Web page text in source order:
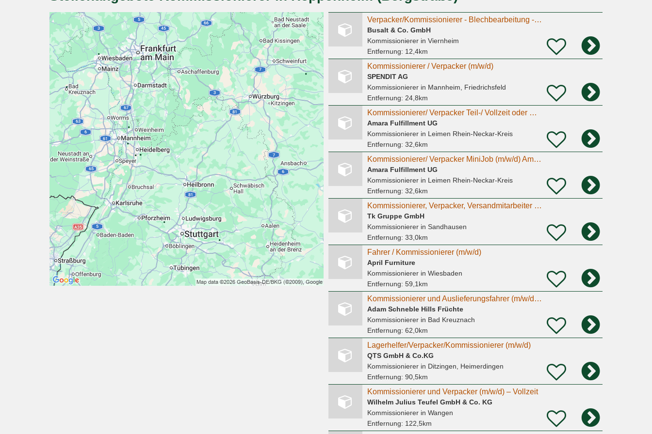
Verpacker/Kommissionierer - Blechbearbeitung - Viernheim (m/w/d) (2)
Busalt & Co. GmbH
Kommissioniererin Viernheim
Entfernung: 12,4km
Kommissionierer / Verpacker (m/w/d)
SPENDIT AG
Kommissioniererin Mannheim, Friedrichsfeld
Entfernung: 24,8km
Kommissionierer/ Verpacker Teil-/ Vollzeit oder MiniJob (m/w/d) Amara Fulfillment
Amara Fulfillment UG
Kommissioniererin Leimen Rhein-Neckar-Kreis
Entfernung: 32,6km
Kommissionierer/ Verpacker MiniJob (m/w/d) Amara Fulfillment
Amara Fulfillment UG
Kommissioniererin Leimen Rhein-Neckar-Kreis
Entfernung: 32,6km
Kommissionierer, Verpacker, Versandmitarbeiter (m/w/d) Teilzeit
Tk Gruppe GmbH
Kommissioniererin Sandhausen
Entfernung: 33,0km
Fahrer / Kommissionierer (m/w/d)
April Furniture
Kommissioniererin Wiesbaden
Entfernung: 59,1km
Kommissionierer und Auslieferungsfahrer (m/w/d) für die Nachtschicht
Adam Schneble Hills Früchte
Kommissioniererin Bad Kreuznach
Entfernung: 62,0km
Lagerhelfer/Verpacker/Kommissionierer (m/w/d)
QTS GmbH & Co.KG
Kommissioniererin Ditzingen, Heimerdingen
Entfernung: 90,5km
Kommissionierer und Verpacker (m/w/d) – Vollzeit
Wilhelm Julius Teufel GmbH & Co. KG
Kommissioniererin Wangen
Entfernung: 122,5km